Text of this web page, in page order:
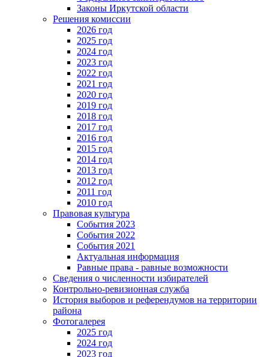
Законы Иркутской области
Решения комиссии
2026 год
2025 год
2024 год
2023 год
2022 год
2021 год
2020 год
2019 год
2018 год
2017 год
2016 год
2015 год
2014 год
2013 год
2012 год
2011 год
2010 год
Правовая культура
События 2023
События 2022
События 2021
Актуальная информация
Равные права - равные возможности
Сведения о численности избирателей
Контрольно-ревизионная служба
История выборов и референдумов на территории
района
Фотогалерея
2025 год
2024 год
2023 год